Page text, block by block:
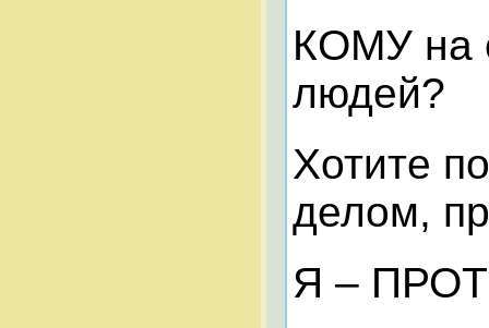
КОМУ на
людей?
Хотите
делом,
Я –